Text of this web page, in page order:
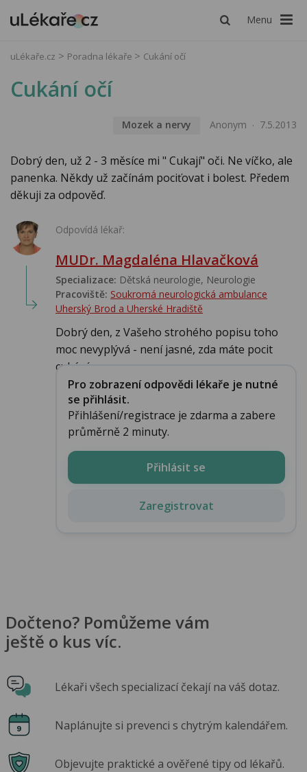
Menu
uLékaře.cz Poradna lékaře Cukání očí
Cukání očí
Mozek a nervy Anonym 7.5.2013
Dobrý den, už 2 - 3 měsíce mi " Cukají" oči. Ne víčko, ale
panenka. Někdy už začínám pociťovat i bolest. Předem
děkuji za odpověď.
Odpovídá lékař:
MUDr. Magdaléna Hlavačková
Specializace: Dětská neurologie, Neurologie
Pracoviště: Soukromá neurologická ambulance
Uherský Brod a Uherské Hradiště
Dobrý den, z Vašeho strohého popisu toho
moc nevyplývá - není jasné, zda máte pocit
cukání...
Pro zobrazení odpovědi lékaře je nutné
se přihlásit.
Přihlášení/registrace je zdarma a zabere
průměrně 2 minuty.
Přihlásit se
Zaregistrovat
Dočteno? Pomůžeme vám
ještě o kus víc.
Lékaři všech specializací čekají na váš dotaz.
Naplánujte si prevenci s chytrým kalendářem.
Objevujte praktické a ověřené tipy od lékařů.